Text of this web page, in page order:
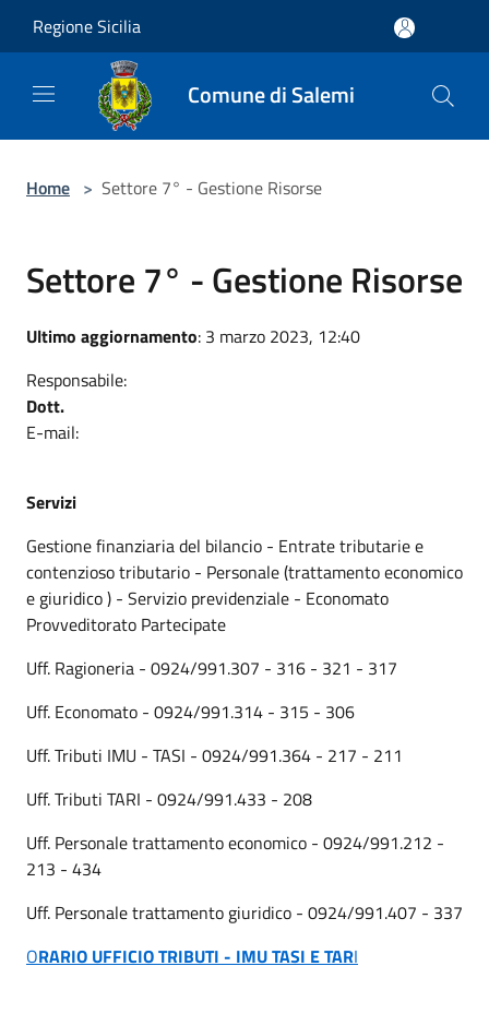
Regione Sicilia
Comune di Salemi
Home > Settore 7° - Gestione Risorse
Settore 7° - Gestione Risorse
Ultimo aggiornamento: 3 marzo 2023, 12:40
Responsabile:
Dott.
E-mail:
Servizi
Gestione finanziaria del bilancio - Entrate tributarie e
contenzioso tributario - Personale (trattamento economico
e giuridico ) - Servizio previdenziale - Economato
Provveditorato Partecipate
Uff. Ragioneria - 0924/991.307 - 316 - 321 - 317
Uff. Economato - 0924/991.314 - 315 - 306
Uff. Tributi IMU - TASI - 0924/991.364 - 217 - 211
Uff. Tributi TARI - 0924/991.433 - 208
Uff. Personale trattamento economico - 0924/991.212 -
213 - 434
Uff. Personale trattamento giuridico - 0924/991.407 - 337
ORARIO UFFICIO TRIBUTI - IMU TASI E TARI